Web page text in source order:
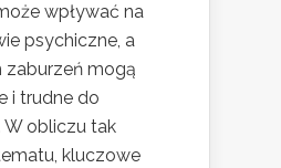
wpływać na
psychiczne, a
mogą
i trudne do
W obliczu tak
kluczowe